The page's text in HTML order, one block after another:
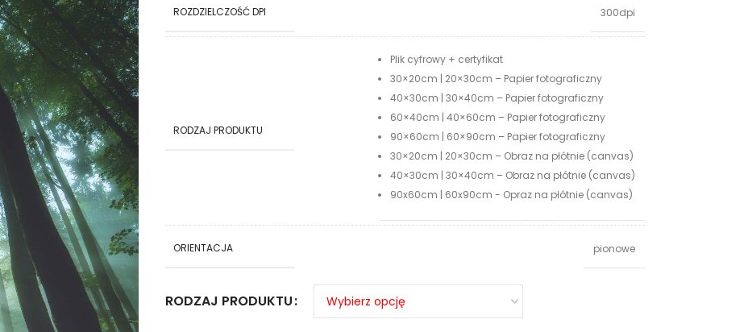
ROZDZIELCZOŚĆ DPI 300dpi
RODZAJ PRODUKTU
Plik cyfrowy + certyfikat
30×20cm | 20×30cm – Papier fotograficzny
40×30cm | 30×40cm – Papier fotograficzny
60×40cm | 40×60cm – Papier fotograficzny
90×60cm | 60×90cm – Papier fotograficzny
30×20cm | 20×30cm – Obraz na płótnie (canvas)
40×30cm | 30×40cm – Obraz na płótnie (canvas)
90x60cm | 60x90cm - Opraz na płótnie (canvas)
ORIENTACJA pionowe
RODZAJ PRODUKTU